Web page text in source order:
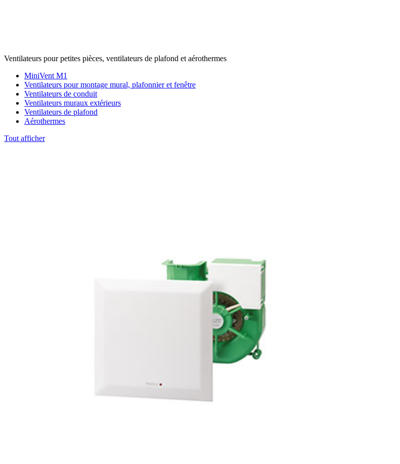
Ventilateurs pour petites pièces, ventilateurs de plafond et aérothermes
MiniVent M1
Ventilateurs pour montage mural, plafonnier et fenêtre
Ventilateurs de conduit
Ventilateurs muraux extérieurs
Ventilateurs de plafond
Aérothermes
Tout afficher